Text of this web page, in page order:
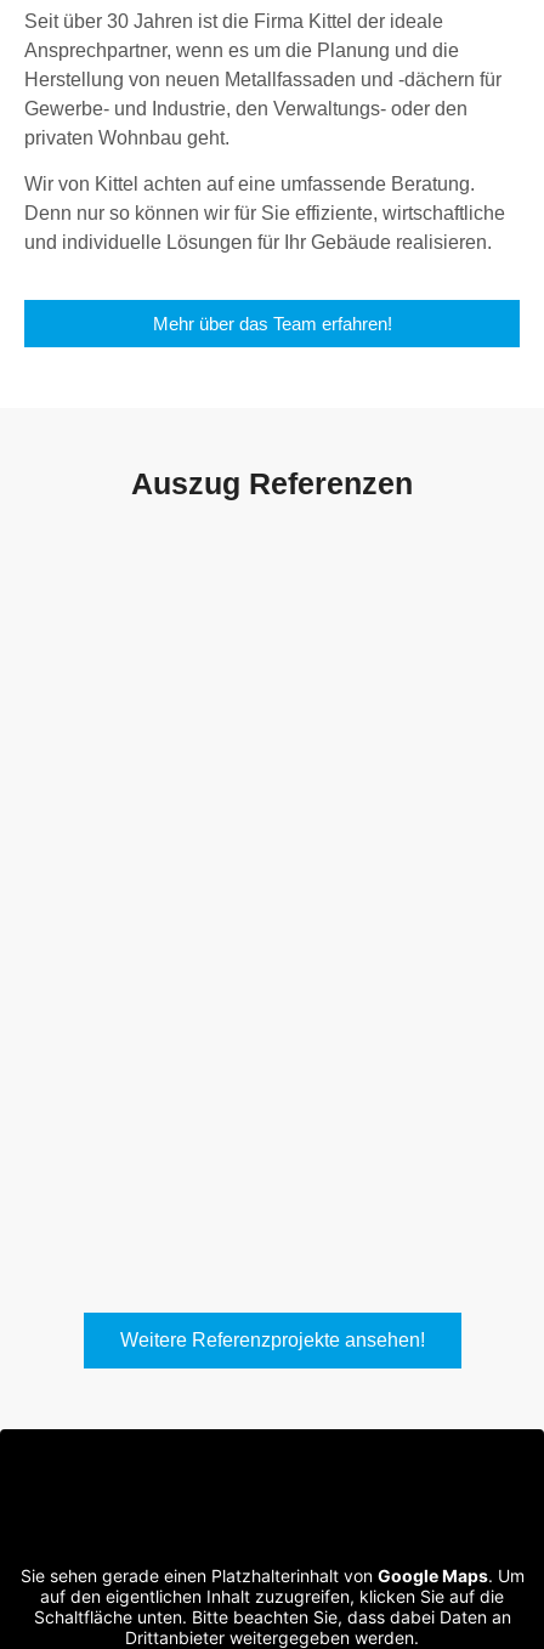
Seit über 30 Jahren ist die Firma Kittel der ideale
Ansprechpartner, wenn es um die Planung und die
Herstellung von neuen Metallfassaden und -dächern für
Gewerbe- und Industrie, den Verwaltungs- oder den
privaten Wohnbau geht.
Wir von Kittel achten auf eine umfassende Beratung.
Denn nur so können wir für Sie effiziente, wirtschaftliche
und individuelle Lösungen für Ihr Gebäude realisieren.
Mehr über das Team erfahren!
Auszug Referenzen
Weitere Referenzprojekte ansehen!
Sie sehen gerade einen Platzhalterinhalt von Google Maps. Um
auf den eigentlichen Inhalt zuzugreifen, klicken Sie auf die
Schaltfläche unten. Bitte beachten Sie, dass dabei Daten an
Drittanbieter weitergegeben werden.